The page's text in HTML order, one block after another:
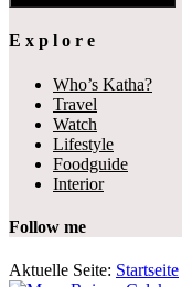
E x p l o r e
Who’s Katha?
Travel
Watch
Lifestyle
Foodguide
Interior
Follow me
Aktuelle Seite: Startseite